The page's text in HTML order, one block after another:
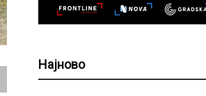
Најново